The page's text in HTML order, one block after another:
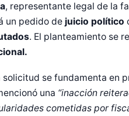
, representante legal de la
un pedido de juicio político
. El planteamiento se
solicitud se fundamenta en
una “inacción
cometidas por